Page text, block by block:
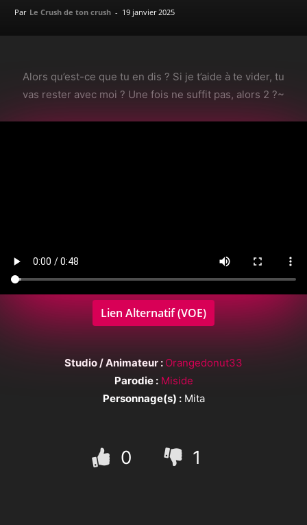
Par Le Crush de ton crush - 19 janvier 2025
Alors qu’est-ce que tu en dis ? Si je t’aide à te vider, tu
vas rester avec moi ? Une fois ne suffit pas, alors 2 ?~
Lien Alternatif (VOE)
Studio / Animateur : Orangedonut33
Parodie : Miside
Personnage(s) :Mita
0 1